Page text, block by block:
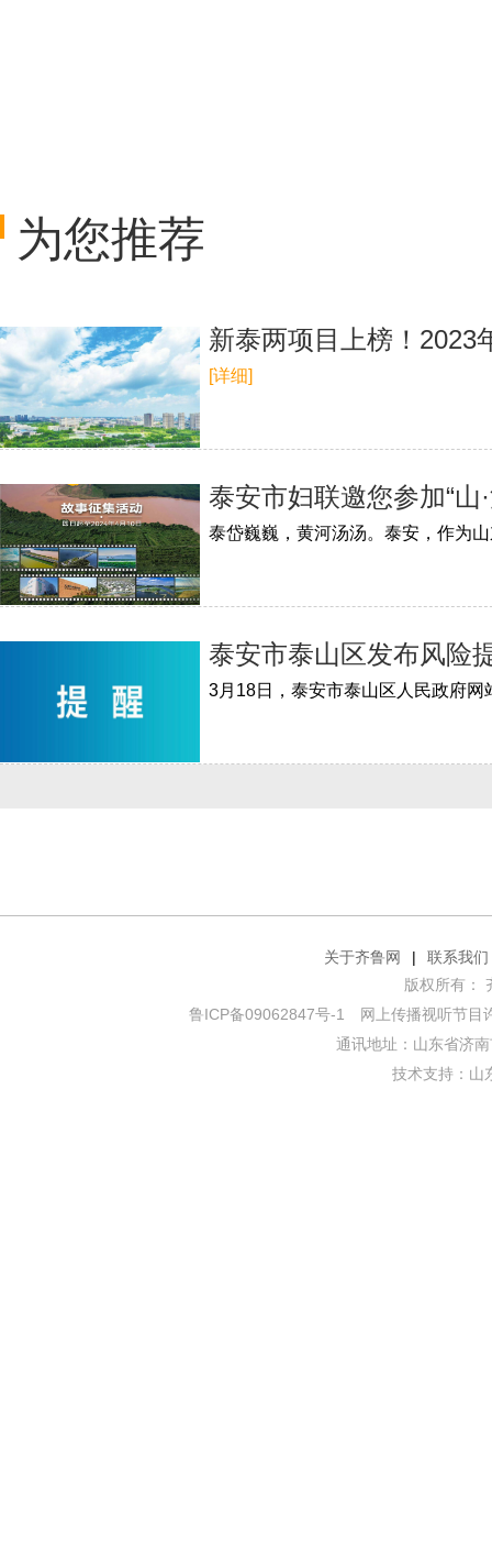
为您推荐
新泰两项目上榜！2023
[详细]
泰安市妇联邀您参加“
泰安市泰山区发布风险
关于齐鲁网 |
联系我们
版权所有：
鲁ICP备09062847号-1
网上传播视听节目
通讯地址：山东省济
技术支持： 山